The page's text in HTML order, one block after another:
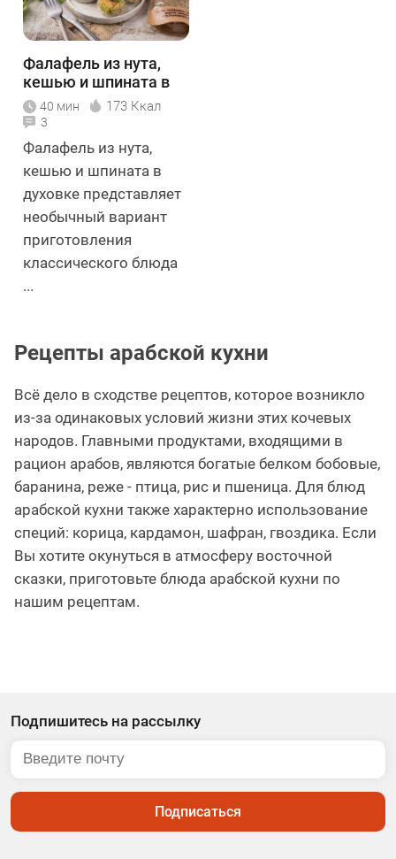
Фалафель из нута,
кешью и шпината в
духовке
40 мин 173 Ккал
3
Фалафель из нута,
кешью и шпината в
духовке представляет
необычный вариант
приготовления
классического блюда
...
Рецепты арабской кухни
Всё дело в сходстве рецептов, которое возникло
из-за одинаковых условий жизни этих кочевых
народов. Главными продуктами, входящими в
рацион арабов, являются богатые белком бобовые,
баранина, реже - птица, рис и пшеница. Для блюд
арабской кухни также характерно использование
специй: корица, кардамон, шафран, гвоздика. Если
Вы хотите окунуться в атмосферу восточной
сказки, приготовьте блюда арабской кухни по
нашим рецептам.
Подпишитесь на рассылку
Подписаться